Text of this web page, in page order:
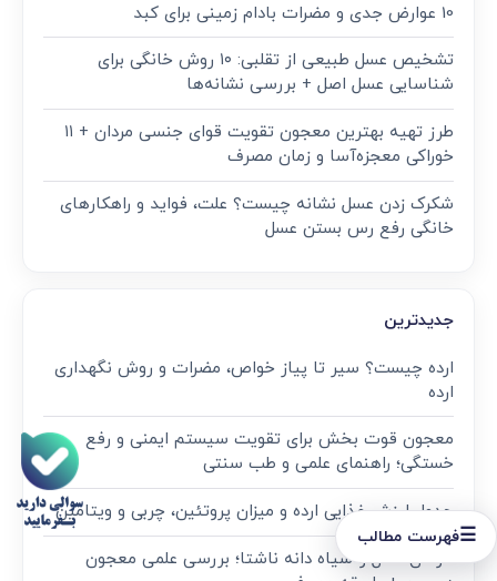
10 عوارض جدی و مضرات بادام زمینی برای کبد
تشخیص عسل طبیعی از تقلبی: ۱۰ روش خانگی برای
شناسایی عسل اصل + بررسی نشانه‌ها
طرز تهیه بهترین معجون تقویت قوای جنسی مردان + ۱۱
خوراکی معجزه‌آسا و زمان مصرف
شکرک زدن عسل نشانه چیست؟ علت، فواید و راهکارهای
خانگی رفع رس بستن عسل
جدیدترین
ارده چیست؟ سیر تا پیاز خواص، مضرات و روش نگهداری
ارده
معجون قوت‌ بخش برای تقویت سیستم ایمنی و رفع
خستگی؛ راهنمای علمی و طب سنتی
جدول ارزش غذایی ارده و میزان پروتئین، چربی و ویتامین
خواص عسل و سیاه دانه ناشتا؛ بررسی علمی معجون
☰فهرست مطالب